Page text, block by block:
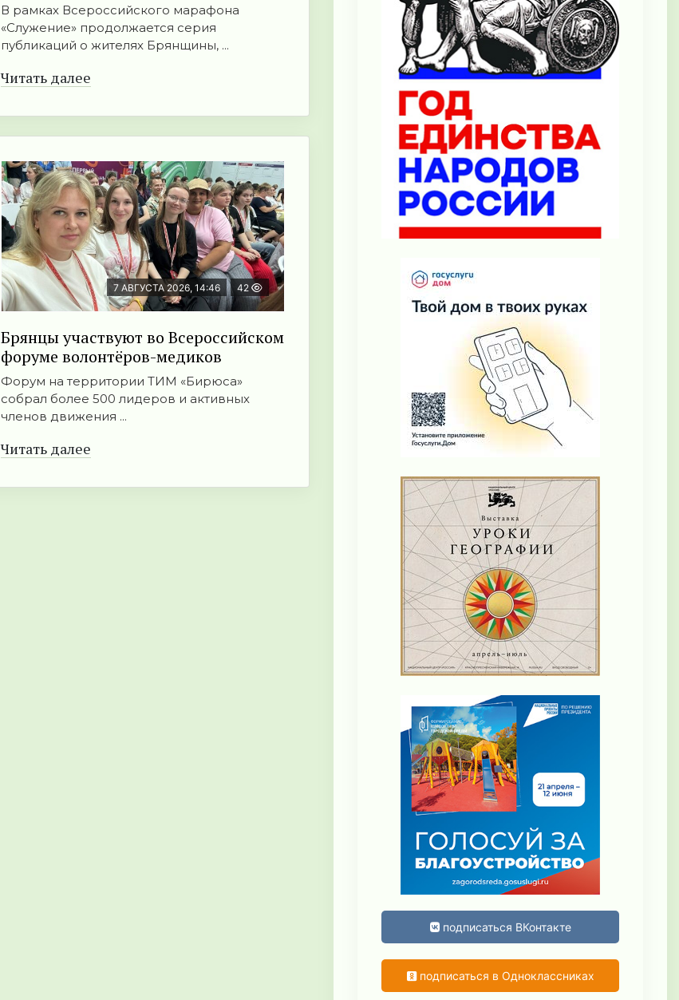
В рамках Всероссийского марафона
«Служение» продолжается серия
публикаций о жителях Брянщины, ...
Читать далее
7 АВГУСТА 2026, 14:46 42
Брянцы участвуют во Всероссийском
форуме волонтёров-медиков
Форум на территории ТИМ «Бирюса»
собрал более 500 лидеров и активных
членов движения ...
Читать далее
подписаться ВКонтакте
подписаться в Одноклассниках